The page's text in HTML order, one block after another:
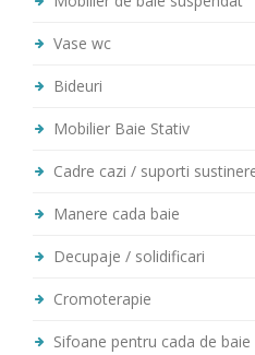
Vase wc
Bideuri
Mobilier Baie Stativ
Cadre cazi / suporti
Manere cada baie
Decupaje / solidificari
Cromoterapie
Sifoane pentru cada de baie